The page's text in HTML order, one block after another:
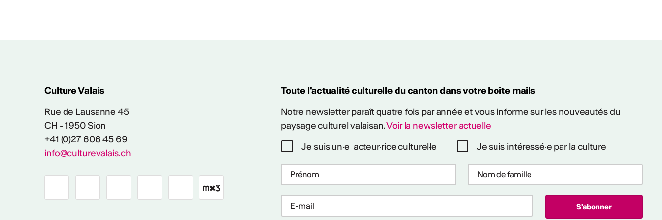
Culture Valais
Rue de Lausanne 45
CH - 1950 Sion
+41 (0)27 606 45 69
info@culturevalais.ch
Toute l'actualité culturelle du canton dans votre boîte mails
Notre newsletter paraît quatre fois par année et vous informe sur les nouveautés du
paysage culturel valaisan.Voir la newsletter actuelle
Je suis un·e acteur·rice culturel·le
Je suis intéressé·e par la culture